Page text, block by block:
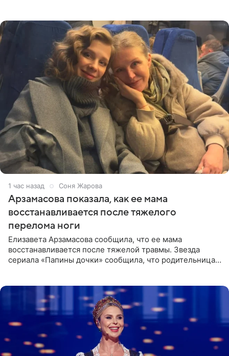
1 час назад Соня Жарова
Арзамасова показала, как ее мама
восстанавливается после тяжелого
перелома ноги
Елизавета Арзамасова сообщила, что ее мама
восстанавливается после тяжелой травмы. Звезда
сериала «Папины дочки» сообщила, что родительница